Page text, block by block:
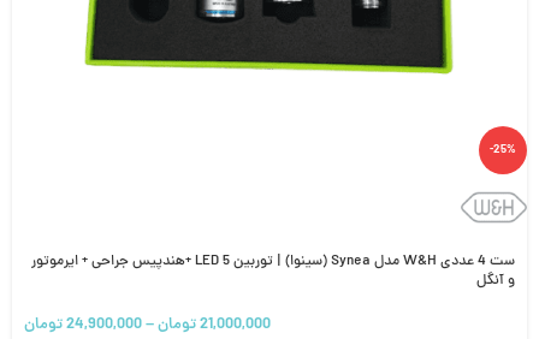
-25%
ست 4 عددی W&H مدل Synea (سینوا) | توربین 5 LED +هندپیس جراحی + ایرموتور
و آنگل
21,000,000تومان–
24,900,000تومان